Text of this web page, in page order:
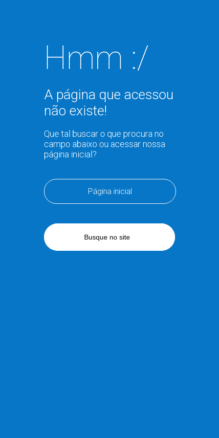
Hmm :/
A página que acessou
não existe!
Que tal buscar o que procura no
campo abaixo ou acessar nossa
página inicial?
Página inicial